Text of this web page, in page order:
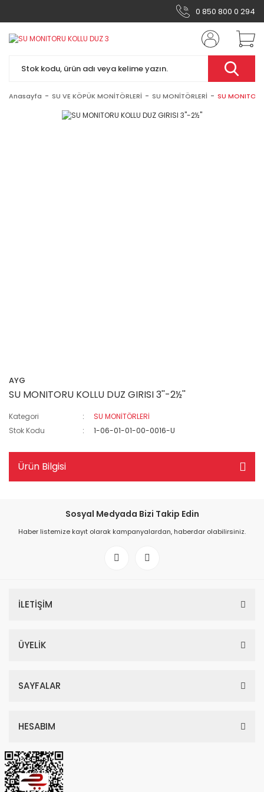
0 850 800 0 294
Anasayfa SU VE KÖPÜK MONİTÖRLERİ SU MONİTÖRLERİ SU
AYG
SU MONITORU KOLLU DUZ GIRISI 3''-2½''
Kategori
SU MONİTÖRLERİ
Stok Kodu
1-06-01-01-00-0016-U
Ürün Bilgisi
Sosyal Medyada Bizi Takip Edin
Haber listemize kayıt olarak kampanyalardan, haberdar olabilirsiniz.
İLETİŞİM
ÜYELİK
SAYFALAR
HESABIM